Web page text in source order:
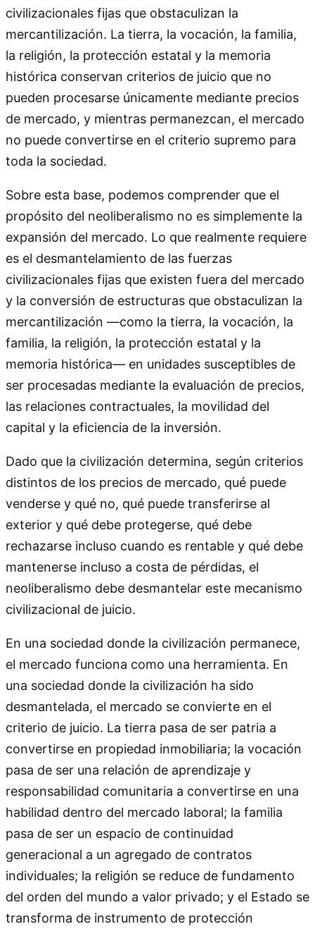
civilizacionales fijas que obstaculizan la
mercantilización. La tierra, la vocación, la familia,
la religión, la protección estatal y la memoria
histórica conservan criterios de juicio que no
pueden procesarse únicamente mediante precios
de mercado, y mientras permanezcan, el mercado
no puede convertirse en el criterio supremo para
toda la sociedad.
Sobre esta base, podemos comprender que el
propósito del neoliberalismo no es simplemente la
expansión del mercado. Lo que realmente requiere
es el desmantelamiento de las fuerzas
civilizacionales fijas que existen fuera del mercado
y la conversión de estructuras que obstaculizan la
mercantilización —como la tierra, la vocación, la
familia, la religión, la protección estatal y la
memoria histórica— en unidades susceptibles de
ser procesadas mediante la evaluación de precios,
las relaciones contractuales, la movilidad del
capital y la eficiencia de la inversión.
Dado que la civilización determina, según criterios
distintos de los precios de mercado, qué puede
venderse y qué no, qué puede transferirse al
exterior y qué debe protegerse, qué debe
rechazarse incluso cuando es rentable y qué debe
mantenerse incluso a costa de pérdidas, el
neoliberalismo debe desmantelar este mecanismo
civilizacional de juicio.
En una sociedad donde la civilización permanece,
el mercado funciona como una herramienta. En
una sociedad donde la civilización ha sido
desmantelada, el mercado se convierte en el
criterio de juicio. La tierra pasa de ser patria a
convertirse en propiedad inmobiliaria; la vocación
pasa de ser una relación de aprendizaje y
responsabilidad comunitaria a convertirse en una
habilidad dentro del mercado laboral; la familia
pasa de ser un espacio de continuidad
generacional a un agregado de contratos
individuales; la religión se reduce de fundamento
del orden del mundo a valor privado; y el Estado se
transforma de instrumento de protección